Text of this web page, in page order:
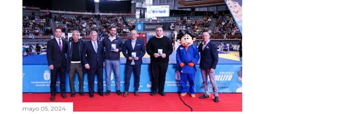
mayo 05, 2024